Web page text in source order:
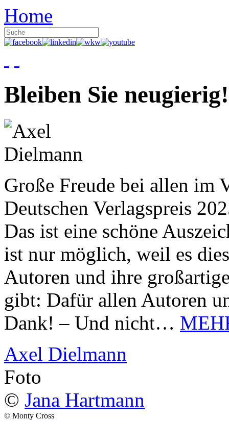
Home
Bleiben Sie neugierig!
Große Freude bei allen im
Deutschen Verlagspreis
Das ist eine schöne
ist nur möglich, weil es
Autoren und ihre
gibt: Dafür allen Autoren
Dank! – Und nicht…
Axel Dielmann
Foto
© Jana Hartmann
© Monty Cross